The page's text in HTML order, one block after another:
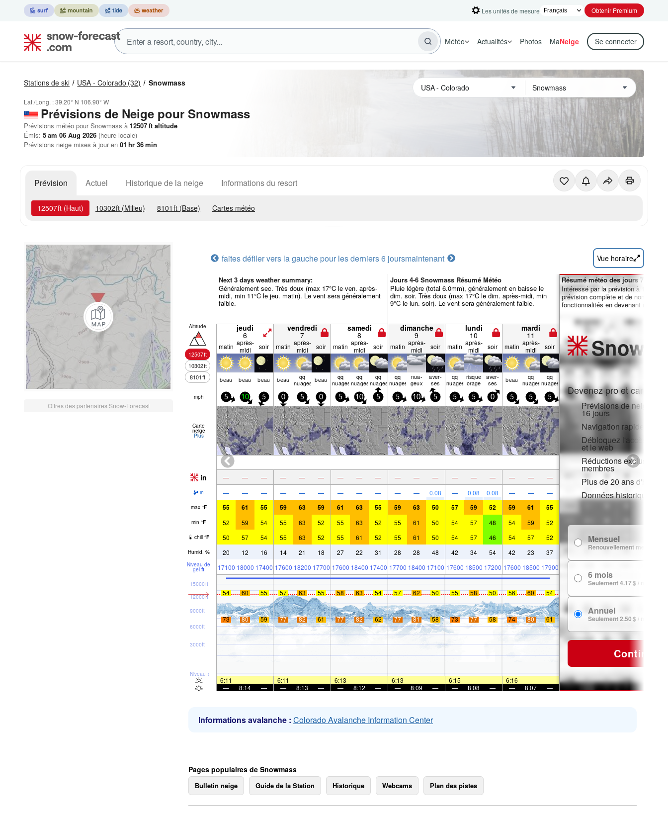
Les unités de mesure Obtenir Premium
Météo Actualités Photos MaNeige Se connecter
Stations de ski USA - Colorado (32) Snowmass
Lat./Long. :39.20° N 106.90° W
Prévisions de Neige pour Snowmass
Prévisions météo pour Snowmass à 12507ft altitude
Émis: 5 am 06 Aug 2026 (heure locale)
Prévisions neige mises à jour en 01 hr 36min
Prévision Actuel Historique de la neige Informations du resort
12507ft (Haut) 10302ft (Milieu) 8101 ft (Base) Cartes météo
Offres des partenaires Snow-Forecast
faites défiler vers la gauche pour les derniers 6 joursmaintenant Vue horaire
Next 3 days weather summary:
Généralement sec. Très doux (max 17°C le ven. après-
midi, min 11°C le jeu. matin). Le vent sera généralement
faible.
Jours 4-6 Snowmass Résumé Météo
Pluie légère (total 6.0mm), généralement en baisse le
dim. soir. Très doux (max 17°C le dim. après-midi, min
9°C le lun. soir). Le vent sera généralement faible.
Altitude
12507ft
10302ft
8101ft
jeudi
6
vendredi
7
samedi
8
dimanche
9
lundi
10
mardi
11
matin après-
midi
soir matin après-
midi
soir matin après-
midi
soir matin après-
midi
soir matin après-
midi
soir matin après-
midi
soir
beau beau beau beau qq
nuages beau qq
nuages
qq
nuages
qq
nuages
qq
nuages
nua­
geux
aver­
ses
qq
nuages
risque
orage
aver­
ses beau qq
nuages
qq
nuages
mph 5 10 5 0 5 0 5 10 5 5 10 5 5 5 0 5 5 5
Carte
neige
Plus
in — — — — — — — — — — — — — — — — — —
in — — — — — — — — — — — 0.08 — 0.08 0.08 — — —
max °F 55 61 55 59 63 59 61 63 55 59 63 50 57 59 52 59 61 55
min °F 52 59 54 55 63 52 55 63 52 55 61 50 54 57 48 54 59 52
chill °F 50 57 54 55 63 52 55 61 52 55 61 50 54 57 46 54 57 52
Humid. % 20 12 16 14 21 18 27 22 31 28 28 48 42 34 54 42 23 37
Niveau de
gel ft 17100 18000 17400 17600 18200 17700 17600 18400 17400 17700 18400 17100 17600 18500 17200 17600 18500 17900
Niveau de la mer
3000ft
6000ft
9000ft
12000ft
15000ft
54 60 55 57 63 55 58 63 54 57 62 50 55 58 50 56 60 54
73 80 59 77 82 61 77 82 62 77 81 58 73 77 58 74 80 61
6:11 — — 6:11 — — 6:13 — — 6:13 — — 6:15 — — 6:16 —
—
—
8:14 — — 8:13 — — 8:12 — — 8:09 — — 8:08 — — 8:07 —
Résumé météo des jours 7-16 :
Intéressé par la prévision à 16 jours
prévision complète et de
fonctionnalités en devenant membre
Snow
Devenez pro et carve en:
Prévisions de neige
16 jours
Navigation rapide sans
Débloquez l'accès
et le web
Réductions exclusives
membres
Plus de 20 ans
Données historiques de
Mensuel
Renouvellement mensuel
6 mois
Seulement 4.17 $ / mois
Annuel
Seulement 2.50 $ / mois
Continuer
Informations avalanche : Colorado Avalanche Information Center
Pages populaires de Snowmass
Bulletin neige Guide de la Station Historique Webcams Plan des pistes